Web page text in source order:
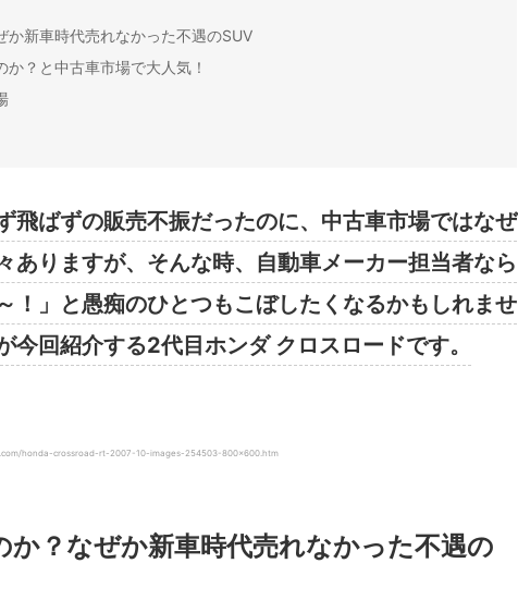
か新車時代売れなかった不遇のSUV
？と中古車市場で大人気！
飛ばずの販売不振だったのに、中古車市場ではなぜ
ありますが、そんな時、自動車メーカー担当者なら
！」と愚痴のひとつもこぼしたくなるかもしれませ
今回紹介する2代目ホンダ クロスロードです。
honda-crossroad-rt-2007-10-images-254503-800×600.htm
か？なぜか新車時代売れなかった不遇の